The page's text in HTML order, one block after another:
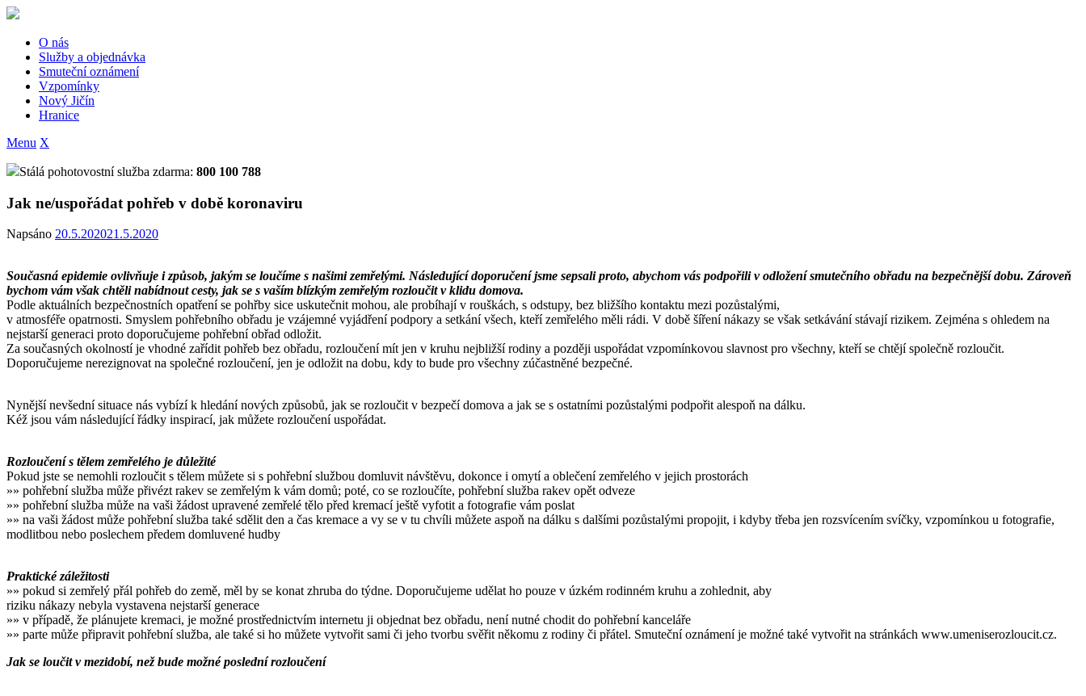
Skip
contentO nás
Služby a objednávka
Smuteční oznámení
Vzpomínky
Nový Jičín
Hranice
Menu X
Stálá pohotovostní služba zdarma: 800 100 788
Jak ne/uspořádat pohřeb v době koronaviru
Napsáno 20.5.202021.5.2020
Současná epidemie ovlivňuje i způsob, jakým se loučíme s našimi zemřelými. Následující doporučení jsme sepsali proto, abychom vás podpořili v odložení smutečního obřadu na bezpečnější dobu. Zároveň
bychom vám však chtěli nabídnout cesty, jak se s vaším blízkým zemřelým rozloučit v klidu domova.
Podle aktuálních bezpečnostních opatření se pohřby sice uskutečnit mohou, ale probíhají v rouškách, s odstupy, bez bližšího kontaktu mezi pozůstalými,
v atmosféře opatrnosti. Smyslem pohřebního obřadu je vzájemné vyjádření podpory a setkání všech, kteří zemřelého měli rádi. V době šíření nákazy se však setkávání stávají rizikem. Zejména s ohledem na
nejstarší generaci proto doporučujeme pohřební obřad odložit.
Za současných okolností je vhodné zařídit pohřeb bez obřadu, rozloučení mít jen v kruhu nejbližší rodiny a později uspořádat vzpomínkovou slavnost pro všechny, kteří se chtějí společně rozloučit.
Doporučujeme nerezignovat na společné rozloučení, jen je odložit na dobu, kdy to bude pro všechny zúčastněné bezpečné.
Nynější nevšední situace nás vybízí k hledání nových způsobů, jak se rozloučit v bezpečí domova a jak se s ostatními pozůstalými podpořit alespoň na dálku.
Kéž jsou vám následující řádky inspirací, jak můžete rozloučení uspořádat.
Rozloučení s tělem zemřelého je důležité
Pokud jste se nemohli rozloučit s tělem můžete si s pohřební službou domluvit návštěvu, dokonce i omytí a oblečení zemřelého v jejich prostorách
»» pohřební služba může přivézt rakev se zemřelým k vám domů; poté, co se rozloučíte, pohřební služba rakev opět odveze
»» pohřební služba může na vaši žádost upravené zemřelé tělo před kremací ještě vyfotit a fotografie vám poslat
»» na vaši žádost může pohřební služba také sdělit den a čas kremace a vy se v tu chvíli můžete aspoň na dálku s dalšími pozůstalými propojit, i kdyby třeba jen rozsvícením svíčky, vzpomínkou u fotografie,
modlitbou nebo poslechem předem domluvené hudby
Praktické záležitosti
»» pokud si zemřelý přál pohřeb do země, měl by se konat zhruba do týdne. Doporučujeme udělat ho pouze v úzkém rodinném kruhu a zohlednit, aby
riziku nákazy nebyla vystavena nejstarší generace
»» v případě, že plánujete kremaci, je možné prostřednictvím internetu ji objednat bez obřadu, není nutné chodit do pohřební kanceláře
»» parte může připravit pohřební služba, ale také si ho můžete vytvořit sami či jeho tvorbu svěřit někomu z rodiny či přátel. Smuteční oznámení je možné také vytvořit na stránkách www.umeniserozloucit.cz.
Jak se loučit v mezidobí, než bude možné poslední rozloučení